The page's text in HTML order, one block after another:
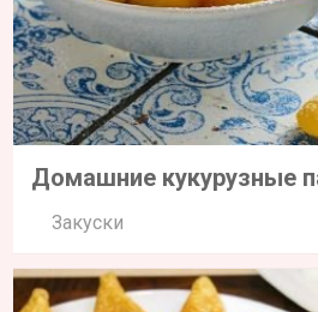
Домашние кукурузные
Закуски